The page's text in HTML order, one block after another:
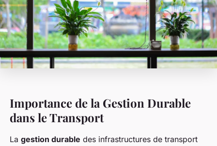
Importance de la Gestion Durable
dans le Transport
La gestion durable des infrastructures de transport